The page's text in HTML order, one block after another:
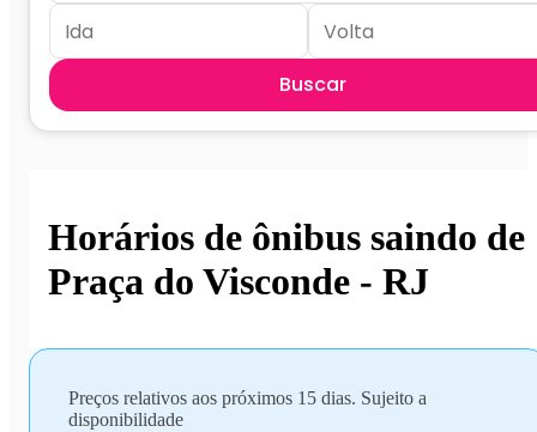
Buscar
Horários de ônibus saindo de
Praça do Visconde - RJ
Preços relativos aos próximos 15 dias. Sujeito a
disponibilidade